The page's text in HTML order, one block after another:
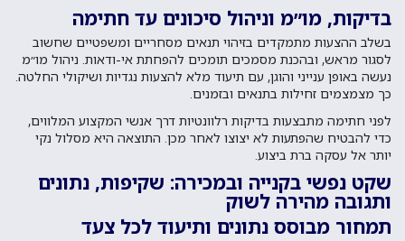
בדיקות, מו״מ וניהול סיכונים עד חתימה
בשלב ההצעות מתמקדים בזיהוי תנאים מסחריים ומשפטיים שחשוב
לסגור מראש, ובהכנת מסמכים תומכים להפחתת אי-ודאות. ניהול מו״מ
נעשה באופן ענייני והוגן, עם תיעוד מלא להצעות נגדיות ושיקולי החלטה.
כך מצמצמים זחילות בתנאים ובזמנים.
לפני חתימה מתבצעות בדיקות רלוונטיות דרך אנשי המקצוע המלווים,
כדי להבטיח שהפתעות לא יצוצו לאחר מכן. התוצאה היא מסלול נקי
יותר אל עסקה ברת ביצוע.
שקט נפשי בקנייה ובמכירה: שקיפות, נתונים
ותגובה מהירה לשוק
תמחור מבוסס נתונים ותיעוד לכל צעד